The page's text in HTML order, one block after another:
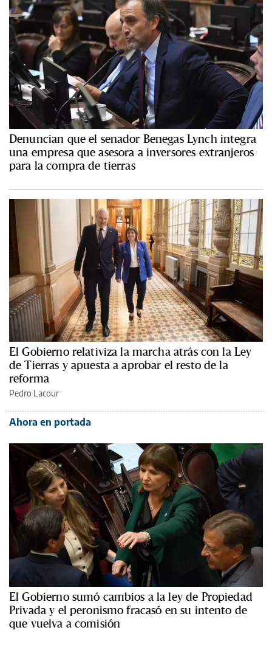
Denuncian que el senador Benegas Lynch integra
una empresa que asesora a inversores extranjeros
para la compra de tierras
El Gobierno relativiza la marcha atrás con la Ley
de Tierras y apuesta a aprobar el resto de la
reforma
Pedro Lacour
Ahora en portada
El Gobierno sumó cambios a la ley de Propiedad
Privada y el peronismo fracasó en su intento de
que vuelva a comisión